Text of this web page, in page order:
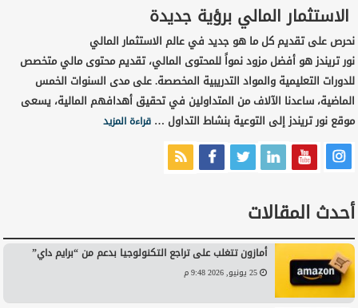
الاستثمار المالي برؤية جديدة
نحرص على تقديم كل ما هو جديد في عالم الاستثمار المالي
نور تريندز هو أفضل مزود نمواً للمحتوى المالي، تقديم محتوى مالي متخصص
للدورات التعليمية والمواد التدريبية المخصصة. على مدى السنوات الخمس
الماضية، ساعدنا الآلاف من المتداولين في تحقيق أهدافهم المالية، يسعى
موقع نور تريندز إلى التوعية بنشاط التداول …قراءة المزيد
أحدث المقالات
أمازون تتغلب على تراجع التكنولوجيا بدعم من “برايم داي”
25 يونيو, 2026 9:48 م